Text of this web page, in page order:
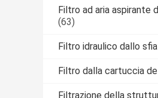
Filtro ad aria aspirante
(63)
Filtro idraulico dallo
Filtro dalla cartuccia
Filtrazione della